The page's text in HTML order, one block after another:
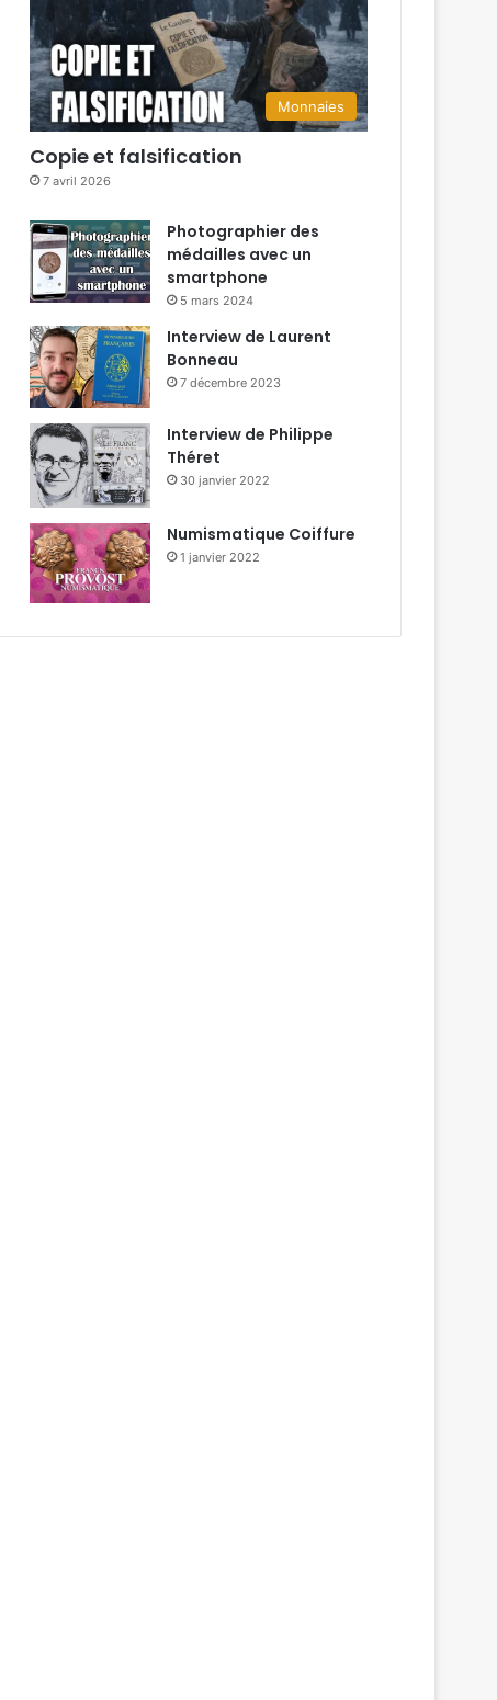
Monnaies
Copie et falsification
7 avril 2026
Photographier des
médailles avec un
smartphone
5 mars 2024
Interview de Laurent
Bonneau
7 décembre 2023
Interview de Philippe
Théret
30 janvier 2022
Numismatique Coiffure
1 janvier 2022